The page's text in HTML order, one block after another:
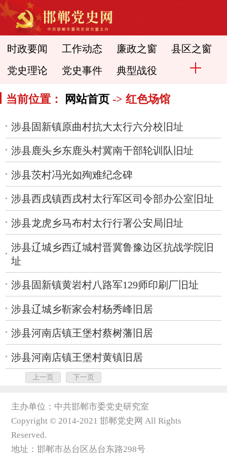
时政要闻 工作动态 廉政之窗 县区之窗
党史理论 党史事件 典型战役
当前位置： 网站首页 -> 红色场馆
涉县固新镇原曲村抗大太行六分校旧址
涉县鹿头乡东鹿头村冀南干部轮训队旧址
涉县茨村冯光如殉难纪念碑
涉县西戌镇西戌村太行军区司令部办公室旧址
涉县龙虎乡马布村太行行署公安局旧址
涉县辽城乡西辽城村晋冀鲁豫边区抗战学院旧
址
涉县固新镇黄岩村八路军129师印刷厂旧址
涉县辽城乡靳家会村杨秀峰旧居
涉县河南店镇王堡村蔡树藩旧居
涉县河南店镇王堡村黄镇旧居
上一页 下一页
主办单位：中共邯郸市委党史研究室
Copyright © 2014-2021 邯郸党史网 All Rights
Reserved.
地址：邯郸市丛台区丛台东路298号